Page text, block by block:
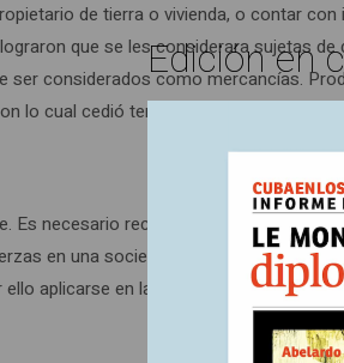
de tierra o vivienda, o contar
que se les considerara sujetas
ser considerados como mercancías.
lo cual cedió terreno la injusticia.
Es necesario recordar que así como
en una sociedad dada o en el
aplicarse en la vida cotidiana.
Edición en